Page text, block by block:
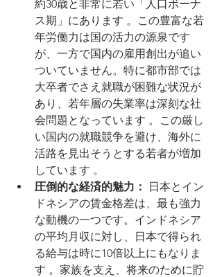
約30歳と非常に若い「人口ボーナ
ス期」にあります 。この豊富な若
年労働力は国の活力の源泉です
が、一方で国内の雇用創出が追い
ついていません。特に都市部では
大卒者でさえ就職が困難な状況が
あり、若年層の失業率は深刻な社
会問題となっています 。この厳し
い国内の就職競争を避け、海外に
活路を見出そうとする若者が増加
しています 。
圧倒的な経済的魅力：
日本とイン
ドネシアの賃金格差は、最も強力
な動機の一つです。インドネシア
の平均月収に対し、日本で得られ
る給与は時に10倍以上にもなりま
す 。家族を支え、将来のために貯